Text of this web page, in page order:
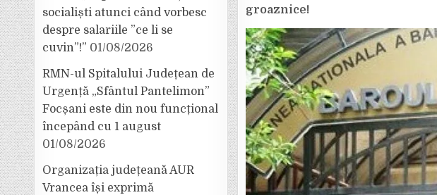
groaznice!
socialiști atunci când vorbesc
despre salariile ”ce li se
cuvin”!” 01/08/2026
RMN-ul Spitalului Județean de
Urgență „Sfântul Pantelimon”
Focșani este din nou funcțional
începând cu 1 august
01/08/2026
Organizația județeană AUR
Vrancea își exprimă